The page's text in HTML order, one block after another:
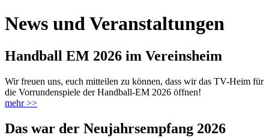
News und Veranstaltungen
Handball EM 2026 im Vereinsheim
Wir freuen uns, euch mitteilen zu können, dass wir das TV-Heim für
die Vorrundenspiele der Handball-EM 2026 öffnen!
mehr >>
Das war der Neujahrsempfang 2026